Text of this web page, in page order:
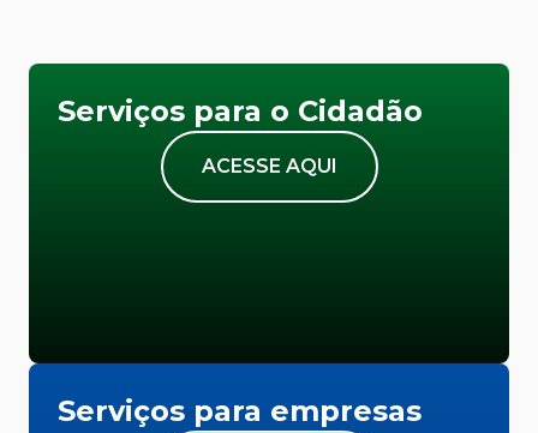
Serviços para o Cidadão
ACESSE AQUI
Serviços para empresas